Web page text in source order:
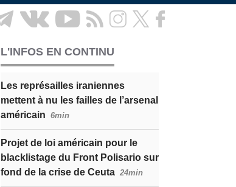
L'INFOS EN CONTINU
Les représailles iraniennes
mettent à nu les failles de l’arsenal
américain 6min
Projet de loi américain pour le
blacklistage du Front Polisario sur
fond de la crise de Ceuta 24min